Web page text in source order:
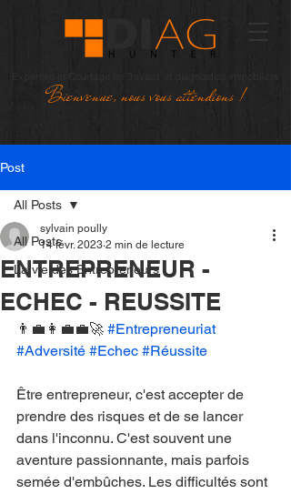
Bienvenue, nous vous attendions !
Post
All Posts
La vie des Entrepreneurs
All Posts
ENTREPRENEUR -
ECHEC - REUSSITE
sylvain poully
14 févr. 2023 2 min de lecture
👨‍💼👩‍💼💼🚀 #Entrepreneuriat
#Adversité #Echec #Réussite
Être entrepreneur, c'est accepter de
prendre des risques et de se lancer
dans l'inconnu. C'est souvent une
aventure passionnante, mais parfois
semée d'embûches. Les difficultés sont